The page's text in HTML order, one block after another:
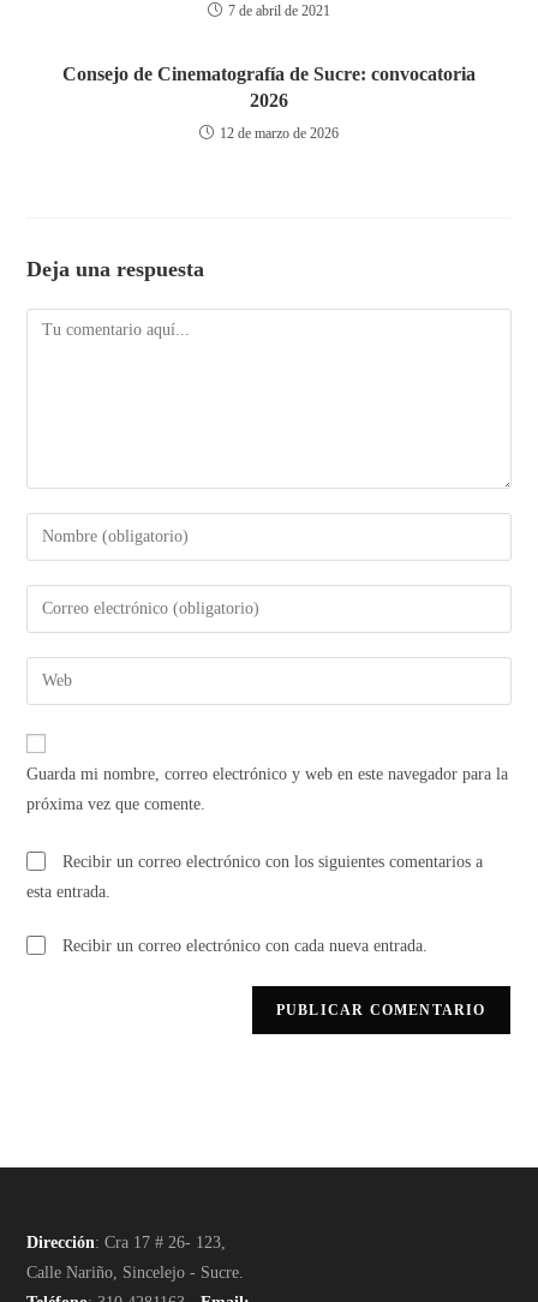
7 de abril de 2021
Consejo de Cinematografía de Sucre: convocatoria
2026
12 de marzo de 2026
Deja una respuesta
Guarda mi nombre, correo electrónico y web en este navegador para la
próxima vez que comente.
Recibir un correo electrónico con los siguientes comentarios a
esta entrada.
Recibir un correo electrónico con cada nueva entrada.
Dirección: Cra 17 # 26- 123,
Calle Nariño, Sincelejo - Sucre.